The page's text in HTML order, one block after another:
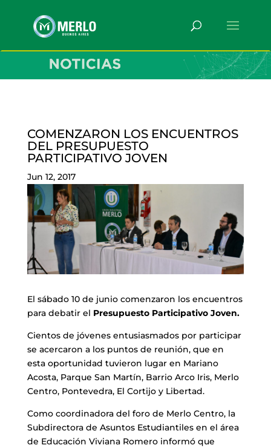
COMENZARON LOS ENCUENTROS
DEL PRESUPUESTO
PARTICIPATIVO JOVEN
Jun 12, 2017
El sábado 10 de junio comenzaron los encuentros
para debatir el Presupuesto Participativo Joven.
Cientos de jóvenes entusiasmados por participar
se acercaron a los puntos de reunión, que en
esta oportunidad tuvieron lugar en Mariano
Acosta, Parque San Martín, Barrio Arco Iris, Merlo
Centro, Pontevedra, El Cortijo y Libertad.
Como coordinadora del foro de Merlo Centro, la
Subdirectora de Asuntos Estudiantiles en el área
de Educación Viviana Romero informó que